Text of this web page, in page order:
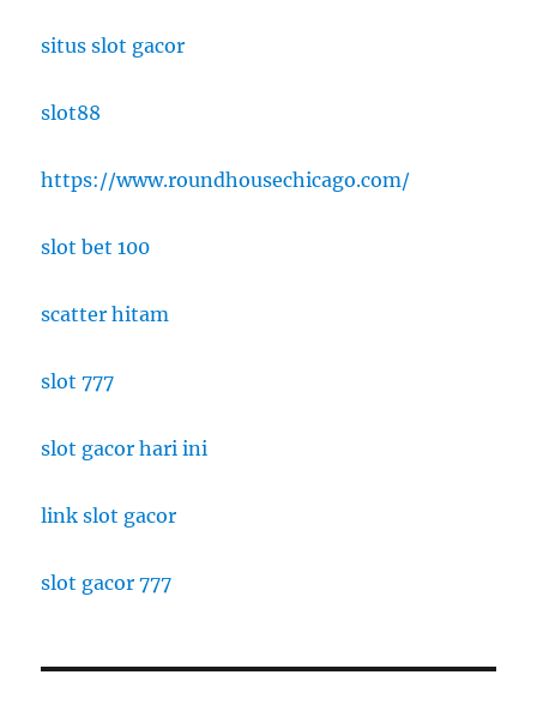
situs slot gacor
slot88
https://www.roundhousechicago.com/
slot bet 100
scatter hitam
slot 777
slot gacor hari ini
link slot gacor
slot gacor 777